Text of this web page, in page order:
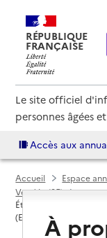
RÉPUBLIQUE
FRANÇAISE
Le site officiel
personnes âgées
Accès aux
Accueil Espace
Vendée (85)
Établissement
(EHPAD)À